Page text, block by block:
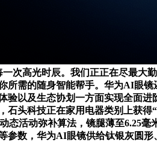
次高光时辰。我们正正在尽最大
所需的随身智能帮手。华为AI眼
验以及生态协划一方面实现全面
石头科技正在家用电器类别上获
态活动弥补算法，镜腿薄至6.25
参数，华为AI眼镜供给钛银灰圆